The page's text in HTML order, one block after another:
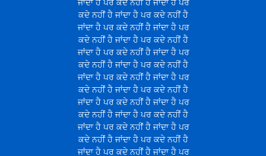
ਜਾਂਦਾ ਹੈ ਪਰ ਕਦੇ ਨਹੀਂ ਹੈ ਜਾਂਦਾ ਹੈ ਪਰ
ਕਦੇ ਨਹੀਂ ਹੈ ਜਾਂਦਾ ਹੈ ਪਰ ਕਦੇ ਨਹੀਂ ਹੈ
ਜਾਂਦਾ ਹੈ ਪਰ ਕਦੇ ਨਹੀਂ ਹੈ ਜਾਂਦਾ ਹੈ ਪਰ
ਕਦੇ ਨਹੀਂ ਹੈ ਜਾਂਦਾ ਹੈ ਪਰ ਕਦੇ ਨਹੀਂ ਹੈ
ਜਾਂਦਾ ਹੈ ਪਰ ਕਦੇ ਨਹੀਂ ਹੈ ਜਾਂਦਾ ਹੈ ਪਰ
ਕਦੇ ਨਹੀਂ ਹੈ ਜਾਂਦਾ ਹੈ ਪਰ ਕਦੇ ਨਹੀਂ ਹੈ
ਜਾਂਦਾ ਹੈ ਪਰ ਕਦੇ ਨਹੀਂ ਹੈ ਜਾਂਦਾ ਹੈ ਪਰ
ਕਦੇ ਨਹੀਂ ਹੈ ਜਾਂਦਾ ਹੈ ਪਰ ਕਦੇ ਨਹੀਂ ਹੈ
ਜਾਂਦਾ ਹੈ ਪਰ ਕਦੇ ਨਹੀਂ ਹੈ ਜਾਂਦਾ ਹੈ ਪਰ
ਕਦੇ ਨਹੀਂ ਹੈ ਜਾਂਦਾ ਹੈ ਪਰ ਕਦੇ ਨਹੀਂ ਹੈ
ਜਾਂਦਾ ਹੈ ਪਰ ਕਦੇ ਨਹੀਂ ਹੈ ਜਾਂਦਾ ਹੈ ਪਰ
ਕਦੇ ਨਹੀਂ ਹੈ ਜਾਂਦਾ ਹੈ ਪਰ ਕਦੇ ਨਹੀਂ ਹੈ
ਜਾਂਦਾ ਹੈ ਪਰ ਕਦੇ ਨਹੀਂ ਹੈ ਜਾਂਦਾ ਹੈ ਪਰ